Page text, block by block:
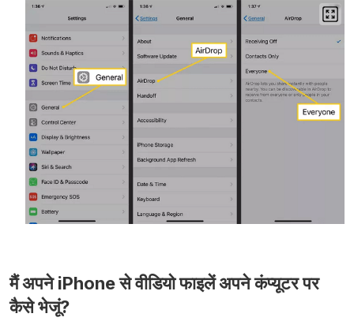
मैं अपने iPhone से वीडियो फाइलें अपने कंप्यूटर पर
कैसे भेजूं?